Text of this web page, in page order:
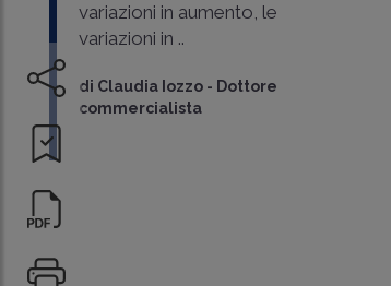
variazioni in aumento, le
variazioni in ..
di Claudia Iozzo - Dottore
commercialista